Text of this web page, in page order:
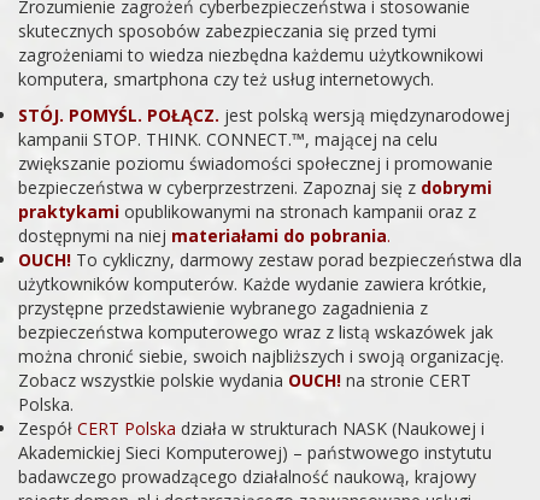
Zrozumienie zagrożeń cyberbezpieczeństwa i stosowanie
skutecznych sposobów zabezpieczania się przed tymi
zagrożeniami to wiedza niezbędna każdemu użytkownikowi
komputera, smartphona czy też usług internetowych.
STÓJ. POMYŚL. POŁĄCZ. jest polską wersją międzynarodowej
kampanii STOP. THINK. CONNECT.™, mającej na celu
zwiększanie poziomu świadomości społecznej i promowanie
bezpieczeństwa w cyberprzestrzeni. Zapoznaj się z dobrymi
praktykami opublikowanymi na stronach kampanii oraz z
dostępnymi na niej materiałami do pobrania.
OUCH! To cykliczny, darmowy zestaw porad bezpieczeństwa dla
użytkowników komputerów. Każde wydanie zawiera krótkie,
przystępne przedstawienie wybranego zagadnienia z
bezpieczeństwa komputerowego wraz z listą wskazówek jak
można chronić siebie, swoich najbliższych i swoją organizację.
Zobacz wszystkie polskie wydania OUCH! na stronie CERT
Polska.
Zespół CERT Polska działa w strukturach NASK (Naukowej i
Akademickiej Sieci Komputerowej) – państwowego instytutu
badawczego prowadzącego działalność naukową, krajowy